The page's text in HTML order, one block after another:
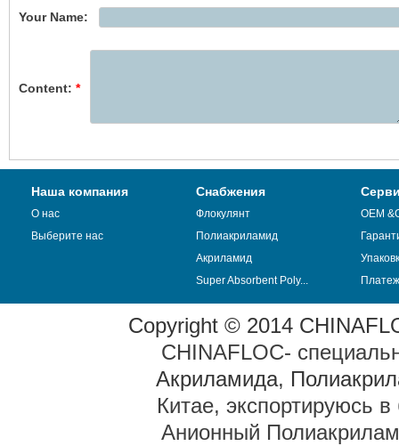
Your Name:
Content: *
Наша компания
О нас
Выберите нас
Снабжения
Флокулянт
Полиакриламид
Акриламид
Super Absorbent Poly...
OEM
Платеж
Copyright © 2014
CHINAFLOC-
Акриламида,
Китае, экспортируюсь
Анионный